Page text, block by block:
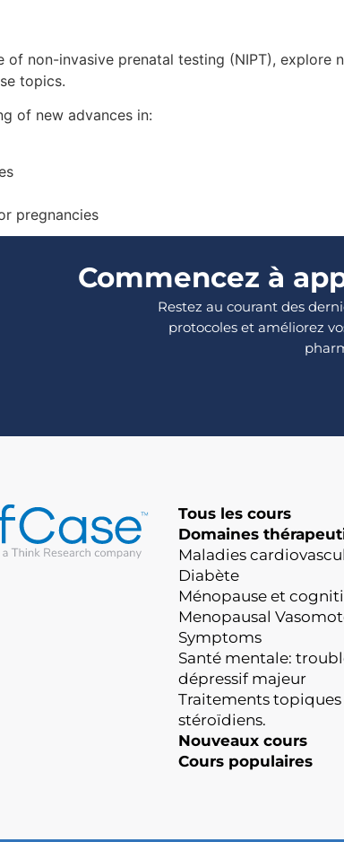
non-invasive prenatal testing (NIPT),
topics.
of new advances in:
pregnancies
Commencez à
Restez au courant des
protocoles et améliorez
Tous les cours
Domaines
Maladies
Diabète
Ménopause et
Menopausal
Symptoms
Santé mentale:
dépressif majeur
Traitements topiques
stéroïdiens.
Nouveaux cours
Cours populaires